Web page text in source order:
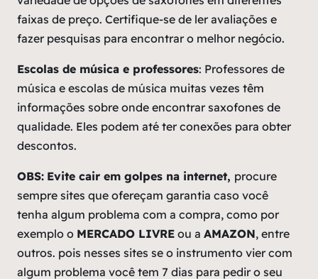
faixas de preço. Certifique-se de ler avaliações e
fazer pesquisas para encontrar o melhor negócio.
Escolas de música e professores: Professores de
música e escolas de música muitas vezes têm
informações sobre onde encontrar saxofones de
qualidade. Eles podem até ter conexões para obter
descontos.
OBS: Evite cair em golpes na internet, procure
sempre sites que ofereçam garantia caso você
tenha algum problema com a compra, como por
exemplo o MERCADO LIVRE ou a AMAZON, entre
outros. pois nesses sites se o instrumento vier com
algum problema você tem 7 dias para pedir o seu